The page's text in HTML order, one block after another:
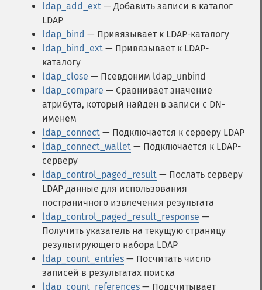
ldap_add_ext — Добавить записи в каталог
LDAP
ldap_bind — Привязывает к LDAP-каталогу
ldap_bind_ext — Привязывает к LDAP-
каталогу
ldap_close — Псевдоним ldap_unbind
ldap_compare — Сравнивает значение
атрибута, который найден в записи с DN-
именем
ldap_connect — Подключается к серверу LDAP
ldap_connect_wallet — Подключается к LDAP-
серверу
ldap_control_paged_result — Послать серверу
LDAP данные для использования
постраничного извлечения результата
ldap_control_paged_result_response —
Получить указатель на текущую страницу
результирующего набора LDAP
ldap_count_entries — Посчитать число
записей в результатах поиска
ldap_count_references — Подсчитывает